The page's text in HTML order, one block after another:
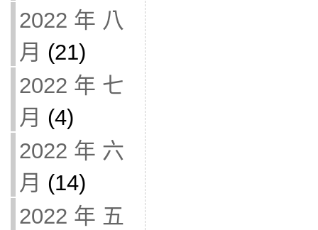
2022 年 八
月 (21)
2022 年 七
月 (4)
2022 年 六
月 (14)
2022 年 五